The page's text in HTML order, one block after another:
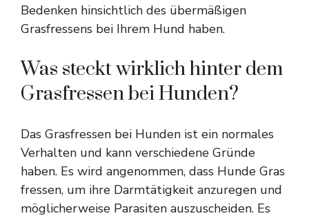
Bedenken hinsichtlich des übermäßigen
Grasfressens bei Ihrem Hund haben.
Was steckt wirklich hinter dem
Grasfressen bei Hunden?
Das Grasfressen bei Hunden ist ein normales
Verhalten und kann verschiedene Gründe
haben. Es wird angenommen, dass Hunde Gras
fressen, um ihre Darmtätigkeit anzuregen und
möglicherweise Parasiten auszuscheiden. Es